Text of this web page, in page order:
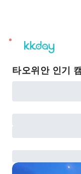
unread
notifications
타오위안 인기